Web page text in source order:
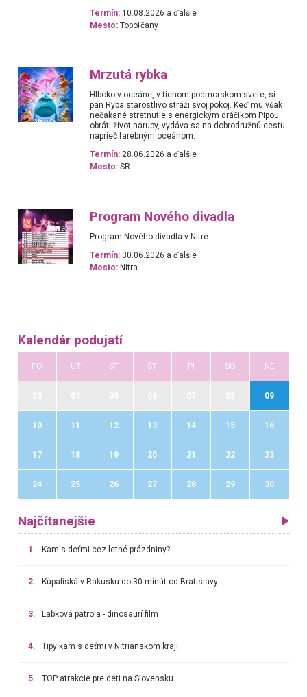
Termín: 10.08.2026 a ďalšie
Mesto: Topoľčany
Mrzutá rybka
Hlboko v oceáne, v tichom podmorskom svete, si
pán Ryba starostlivo stráži svoj pokoj. Keď mu však
nečakané stretnutie s energickým dráčikom Pipou
obráti život naruby, vydáva sa na dobrodružnú cestu
naprieč farebným oceánom.
Termín: 28.06.2026 a ďalšie
Mesto: SR
Program Nového divadla
Program Nového divadla v Nitre.
Termín: 30.06.2026 a ďalšie
Mesto: Nitra
Kalendár podujatí
PO UT ST ŠT PI SO NE
09
10 11 12 13 14 15 16
17 18 19 20 21 22 23
24 25 26 27 28 29 30
Najčítanejšie
1. Kam s deťmi cez letné prázdniny?
2. Kúpaliská v Rakúsku do 30 minút od Bratislavy
3. Labková patrola - dinosaurí film
4. Tipy kam s deťmi v Nitrianskom kraji
5. TOP atrakcie pre deti na Slovensku